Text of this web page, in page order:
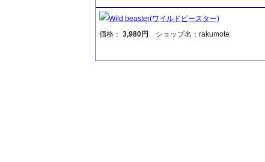
Wild beaster(ワイルドビースター)
価格： 3,980円 ショップ名：rakumote